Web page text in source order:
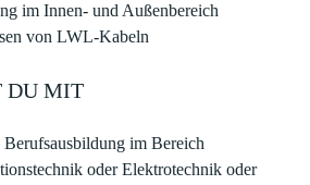
im Innen- und Außenbereich
von LWL-Kabeln
DU MIT
Berufsausbildung im Bereich
oder Elektrotechnik oder